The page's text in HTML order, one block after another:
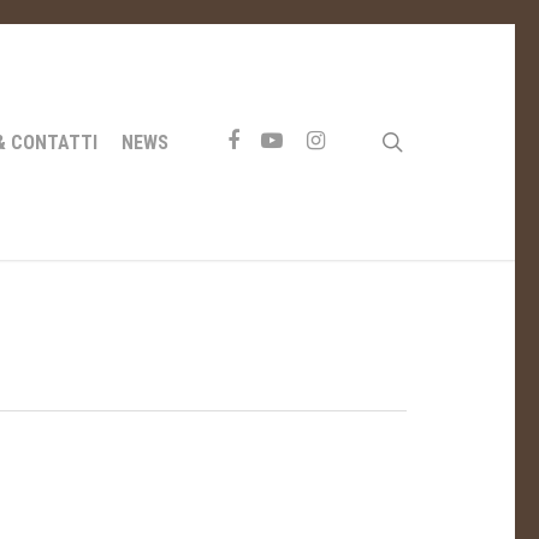
CONTATTI NEWS FACEBOOKYOUTUBEINSTAGRAM